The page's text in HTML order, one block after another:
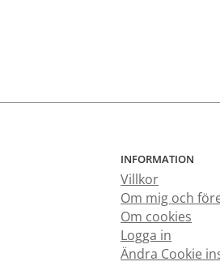
INFORMATION
Villkor
Om mig och
Om cookies
Logga in
Ändra Cookie